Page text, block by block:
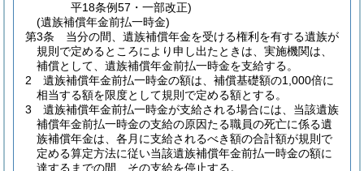
平18条例57・一部改正)
(遺族補償年金前払一時金)
第3条
当分の間、遺族補償年金を受ける権利を有する遺族が
規則で定めるところにより申し出たときは、実施機関は、
補償として、遺族補償年金前払一時金を支給する。
2
遺族補償年金前払一時金の額は、補償基礎額の1,000倍に
相当する額を限度として規則で定める額とする。
3
遺族補償年金前払一時金が支給される場合には、当該遺族
補償年金前払一時金の支給の原因たる職員の死亡に係る遺
族補償年金は、各月に支給されるべき額の合計額が規則で
定める算定方法に従い当該遺族補償年金前払一時金の額に
達するまでの間、その支給を停止する。